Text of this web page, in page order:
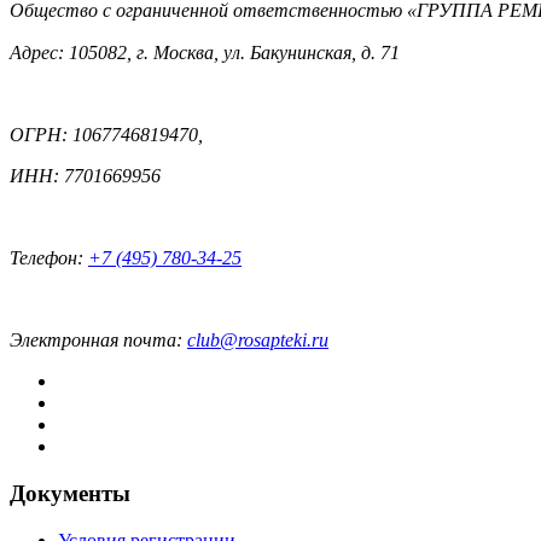
Общество с ограниченной ответственностью «ГРУППА
Адрес: 105082, г. Москва, ул. Бакунинская, д. 71
ОГРН: 1067746819470,
ИНН: 7701669956
Телефон: +7 (495) 780-34-25
Электронная почта: club@rosapteki.ru
Документы